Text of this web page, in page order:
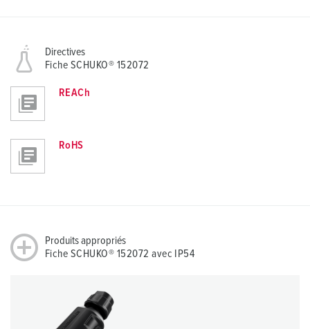
Directives
Fiche SCHUKO® 152072
REACh
RoHS
Produits appropriés
Fiche SCHUKO® 152072 avec IP54